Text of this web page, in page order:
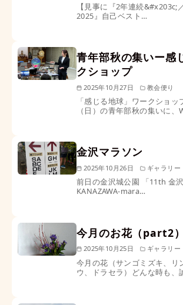
【見事に『2年連続&#x203c;︎
2025』自己ベスト…
青年部秋の集いー感
クショップ
2025年10月27日 教会便り
「感じる地球」ワークショッ
（日）の青年部秋の集いに、
金沢マラソン
2025年10月26日 ギャラリー
前日の金沢城公園 「11th 金
KANAZAWA-mara…
今月のお花（part2）
2025年10月25日 ギャラリー
今月の花（サンゴミズキ、リ
ウ、ドラセラ）どんな時も、